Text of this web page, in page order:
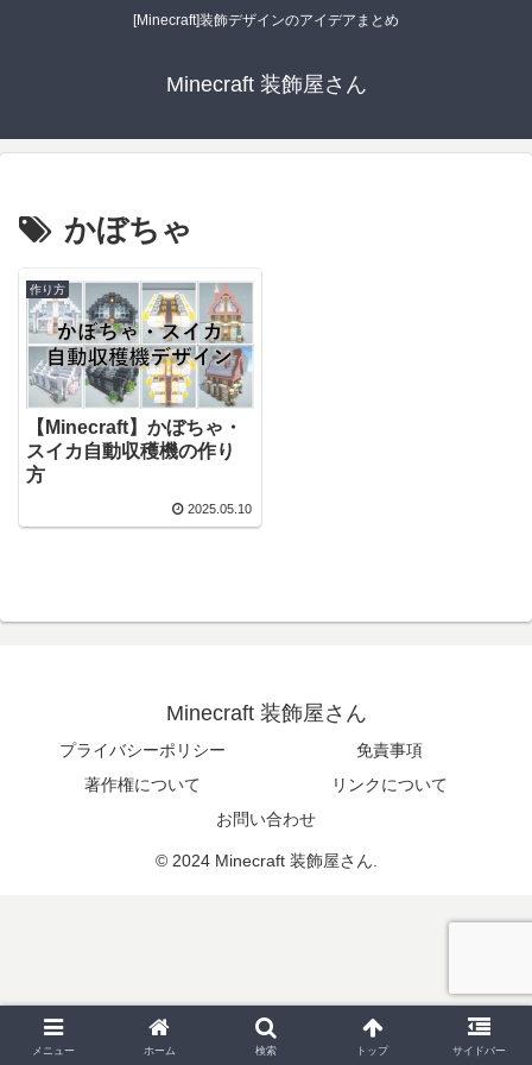
[Minecraft]装飾デザインのアイデアまとめ
Minecraft 装飾屋さん
かぼちゃ
作り方
【Minecraft】かぼちゃ・
スイカ自動収穫機の作り
方
2025.05.10
Minecraft 装飾屋さん
プライバシーポリシー
免責事項
著作権について
リンクについて
お問い合わせ
© 2024 Minecraft 装飾屋さん.
メニュー ホーム 検索 トップ サイドバー